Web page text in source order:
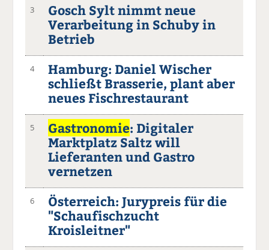
3
Gosch Sylt nimmt neue
Verarbeitung in Schuby in
Betrieb
4
Hamburg: Daniel Wischer
schließt Brasserie, plant aber
neues Fischrestaurant
5 Gastronomie: Digitaler
Marktplatz Saltz will
Lieferanten und Gastro
vernetzen
6
Österreich: Jurypreis für die
"Schaufischzucht
Kroisleitner"